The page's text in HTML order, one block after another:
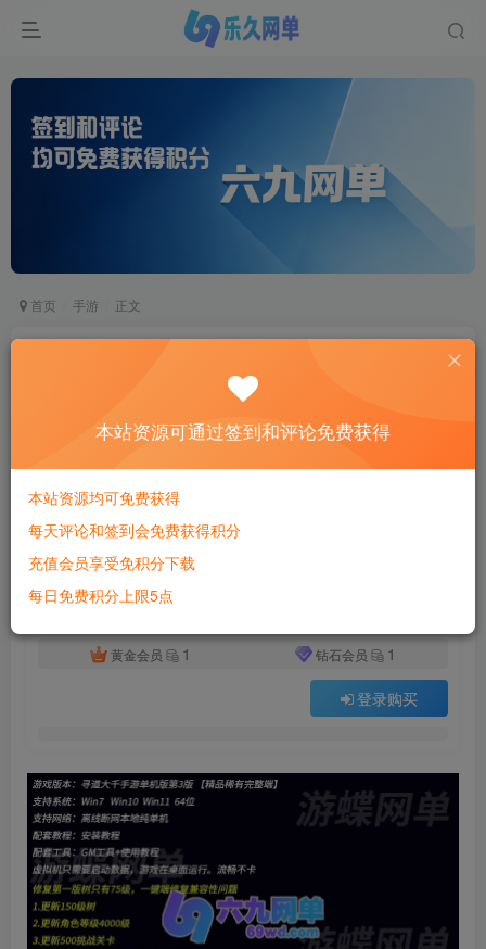
首页 手游 正文
六九网单
2个月前更新
关注
3 7794 938
此内容为付费资源，请付费后查看
黄金会员
1 钻石会员 1
登录购买
付费资源
本站资源可通过签到和评论免费获得
本站资源均可免费获得
每天评论和签到会免费获得积分
充值会员享受免积分下载
每日免费积分上限5点